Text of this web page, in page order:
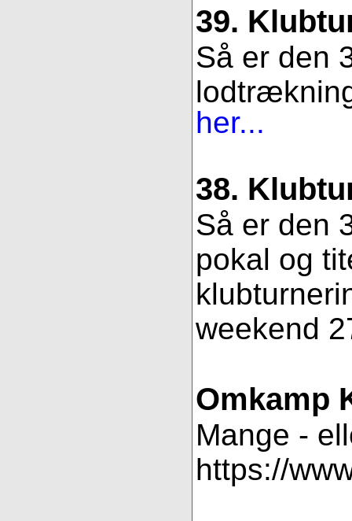
39.
Så er den
her...
38.
Så er den
pokal og
weekend
Omkamp
Mange -
https://